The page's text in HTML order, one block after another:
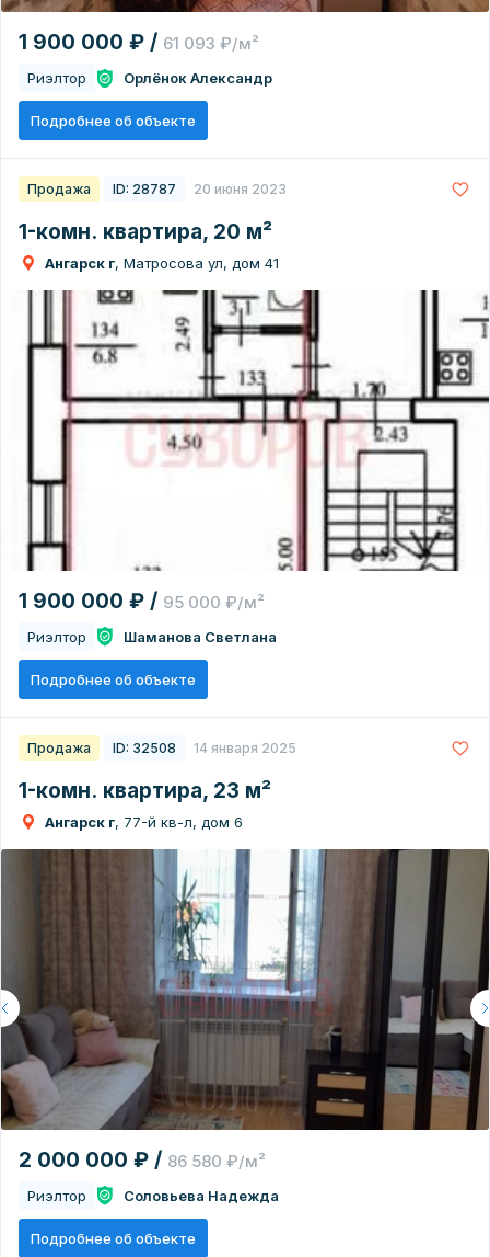
1 900 000 ₽ / 61 093 ₽/м²
Риэлтор Орлёнок Александр
Подробнее об объекте
Продажа ID: 28787 20 июня 2023
1-комн. квартира, 20 м²
Ангарск г, Матросова ул, дом 41
1 900 000 ₽ / 95 000 ₽/м²
Риэлтор Шаманова Светлана
Подробнее об объекте
Продажа ID: 32508 14 января 2025
1-комн. квартира, 23 м²
Ангарск г, 77-й кв-л, дом 6
2 000 000 ₽ / 86 580 ₽/м²
Риэлтор Соловьева Надежда
Подробнее об объекте